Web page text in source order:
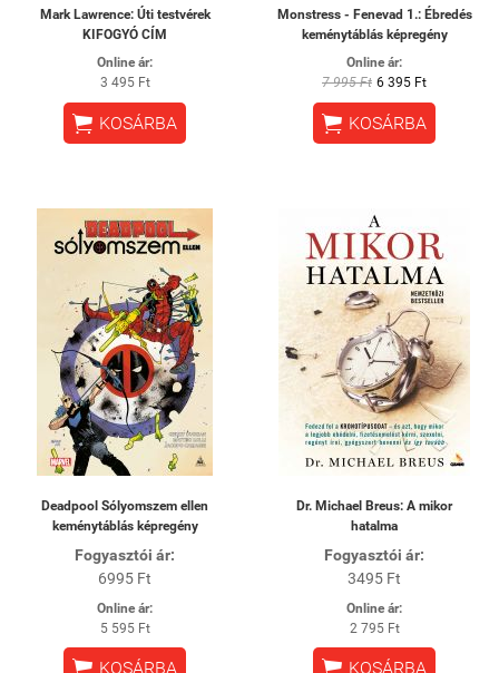
Mark Lawrence: Úti testvérek
KIFOGYÓ CÍM
Online ár:
3 495 Ft
 KOSÁRBA
Monstress - Fenevad 1.: Ébredés
keménytáblás képregény
Online ár:
7 995 Ft 6 395 Ft
 KOSÁRBA
Deadpool Sólyomszem ellen
keménytáblás képregény
Fogyasztói ár:
6995 Ft
Online ár:
5 595 Ft
KOSÁRBA
Dr. Michael Breus: A mikor
hatalma
Fogyasztói ár:
3495 Ft
Online ár:
2 795 Ft
KOSÁRBA